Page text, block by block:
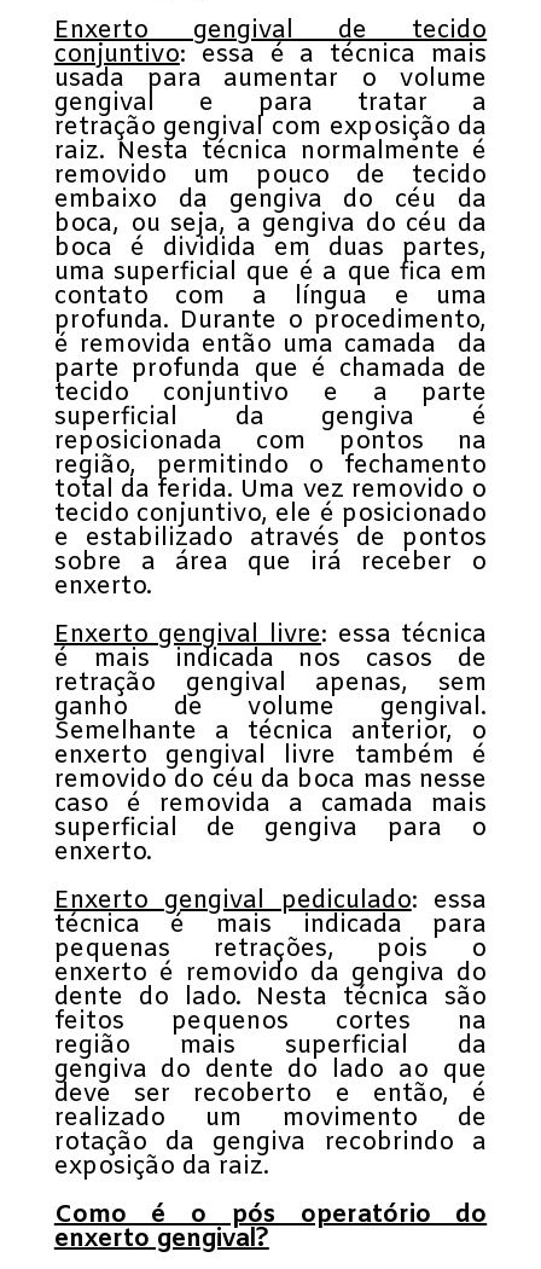
Enxerto gengival de tecido
conjuntivo: essa é a técnica mais
usada para aumentar o volume
gengival e para tratar a
retração gengival com exposição da
raiz. Nesta técnica normalmente é
removido um pouco de tecido
embaixo da gengiva do céu da
boca, ou seja, a gengiva do céu da
boca é dividida em duas partes,
uma superficial que é a que fica em
contato com a língua e uma
profunda. Durante o procedimento,
é removida então uma camada da
parte profunda que é chamada de
tecido conjuntivo e a parte
superficial da gengiva é
reposicionada com pontos na
região, permitindo o fechamento
total da ferida. Uma vez removido o
tecido conjuntivo, ele é posicionado
e estabilizado através de pontos
sobre a área que irá receber o
enxerto.
Enxerto gengival livre: essa técnica
é mais indicada nos casos de
retração gengival apenas, sem
ganho de volume gengival.
Semelhante a técnica anterior, o
enxerto gengival livre também é
removido do céu da boca mas nesse
caso é removida a camada mais
superficial de gengiva para o
enxerto.
Enxerto gengival pediculado: essa
técnica é mais indicada para
pequenas retrações, pois o
enxerto é removido da gengiva do
dente do lado. Nesta técnica são
feitos pequenos cortes na
região mais superficial da
gengiva do dente do lado ao que
deve ser recoberto e então, é
realizado um movimento de
rotação da gengiva recobrindo a
exposição da raiz.
Como é o pós operatório do
enxerto gengival?